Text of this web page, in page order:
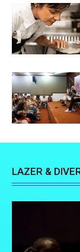
LAZER &